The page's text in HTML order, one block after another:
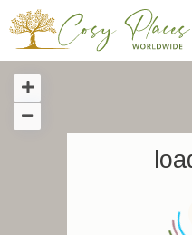
Accueil
Réserver un